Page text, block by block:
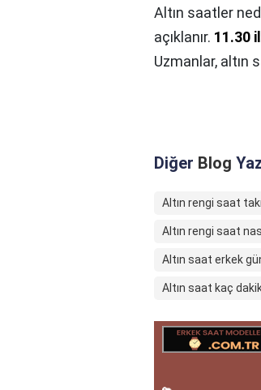
Altın saatler
açıklanır. 11.30
Uzmanlar, altın
Diğer Blog
Altın rengi saat
Altın rengi saat
Altın saat erkek
Altın saat kaç